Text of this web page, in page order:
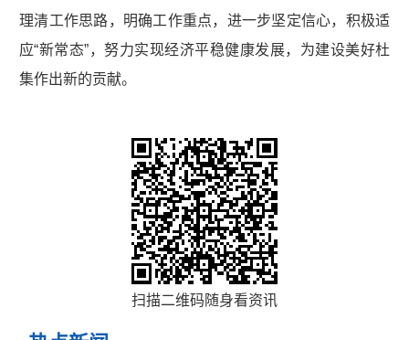
理清工作思路，明确工作重点，进一步坚定信心，积极适
应“新常态”，努力实现经济平稳健康发展，为建设美好杜
集作出新的贡献。
扫描二维码随身看资讯